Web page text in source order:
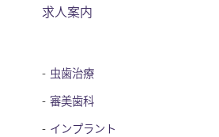
求人案内
虫歯治療
審美歯科
インプラント